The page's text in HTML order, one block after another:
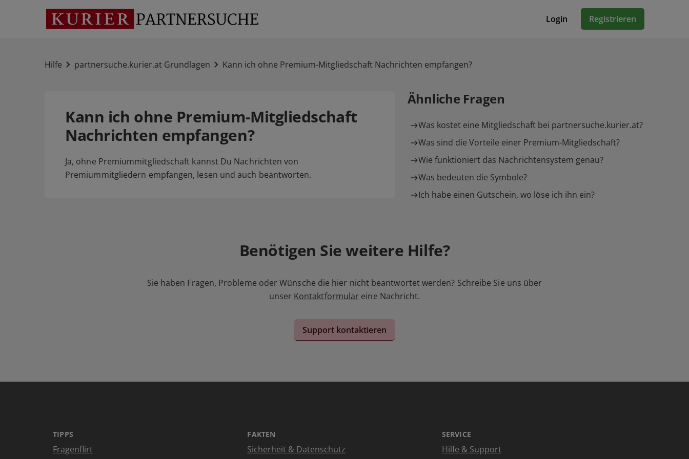
Login Registrieren
Hilfe partnersuche.kurier.at Grundlagen Kann ich ohne Premium-Mitgliedschaft Nachrichten empfangen?
Kann ich ohne Premium-Mitgliedschaft
Nachrichten empfangen?
Ja, ohne Premiummitgliedschaft kannst Du Nachrichten von
Premiummitgliedern empfangen, lesen und auch beantworten.
Ähnliche Fragen
Was kostet eine Mitgliedschaft bei partnersuche.kurier.at?
Was sind die Vorteile einer Premium-Mitgliedschaft?
Wie funktioniert das Nachrichtensystem genau?
Was bedeuten die Symbole?
Ich habe einen Gutschein, wo löse ich ihn ein?
Benötigen Sie weitere Hilfe?
Sie haben Fragen, Probleme oder Wünsche die hier nicht beantwortet werden? Schreibe Sie uns über
unser Kontaktformular eine Nachricht.
Support kontaktieren
TIPPS
Fragenflirt
FAKTEN
Sicherheit & Datenschutz
SERVICE
Hilfe & Support